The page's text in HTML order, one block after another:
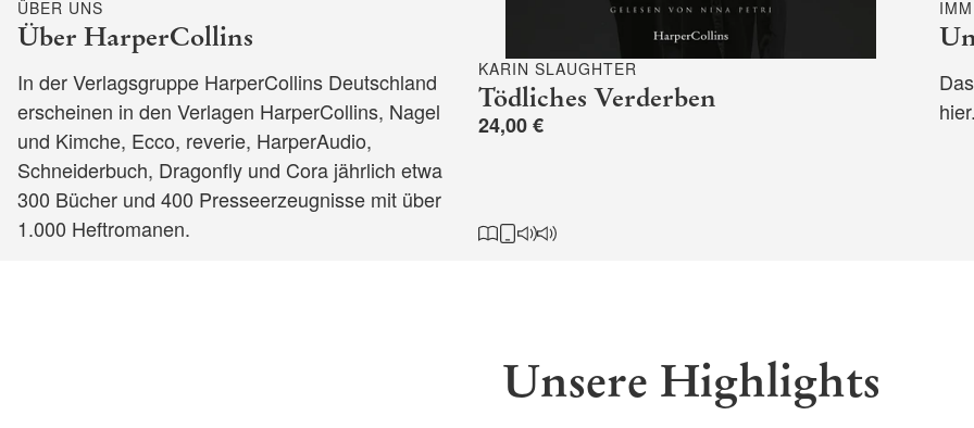
ÜBER UNS
Über HarperCollins
In der Verlagsgruppe HarperCollins Deutschland
erscheinen in den Verlagen HarperCollins, Nagel
und Kimche, Ecco, reverie, HarperAudio,
Schneiderbuch, Dragonfly und Cora jährlich etwa
300 Bücher und 400 Presseerzeugnisse mit über
1.000 Heftromanen.
KARIN SLAUGHTER
Tödliches Verderben
24,00 €
Unsere Highlights